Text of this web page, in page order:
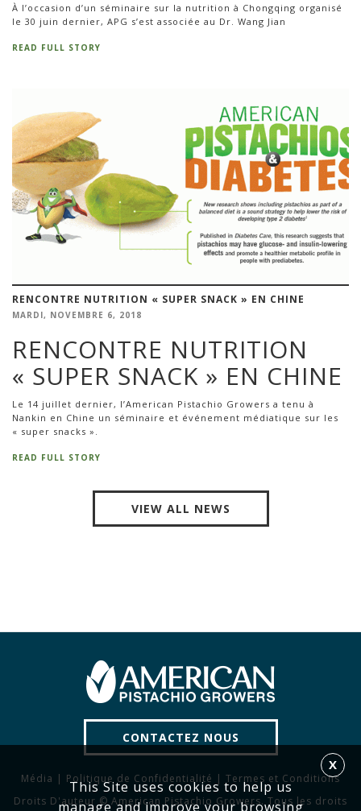
À l’occasion d’un séminaire sur la nutrition à Chongqing organisé
le 30 juin dernier, APG s’est associée au Dr. Wang Jian
READ FULL STORY
RENCONTRE NUTRITION « SUPER SNACK » EN CHINE
MARDI, NOVEMBRE 6, 2018
RENCONTRE NUTRITION
« SUPER SNACK » EN CHINE
Le 14 juillet dernier, l’American Pistachio Growers a tenu à
Nankin en Chine un séminaire et événement médiatique sur les
« super snacks ».
READ FULL STORY
VIEW ALL NEWS
CONTACTEZ NOUS
Média | Politique de Confidentialité | Termes et Conditions
Droits D'auteur © American Pistachio Growers. Tous les droits
X
This Site uses cookies to help us
manage and improve your browsing